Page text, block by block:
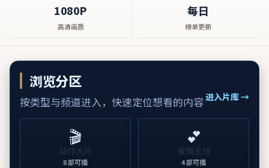
1080P
高清画质
每日
榜单更新
浏览分区
按类型与频道进入，快速定位想看的内容进入片库 →
🎬
8部可播
💕
4部可播